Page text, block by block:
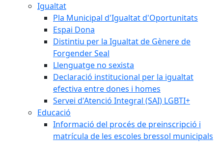
Igualtat
Pla Municipal d'Igualtat d'Oportunitats
Espai Dona
Distintiu per la Igualtat de Gènere de
Forgender Seal
Llenguatge no sexista
Declaració institucional per la igualtat
efectiva entre dones i homes
Servei d'Atenció Integral (SAI) LGBTI+
Educació
Informació del procés de preinscripció i
matrícula de les escoles bressol municipals